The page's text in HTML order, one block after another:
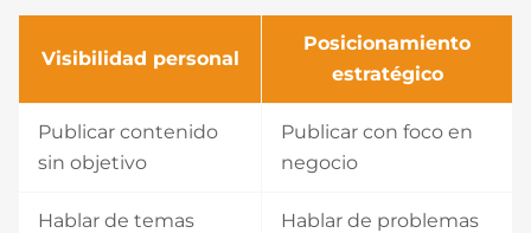
Visibilidad personal
Posicionamiento
estratégico
Publicar contenido
sin objetivo
Publicar con foco en
negocio
Hablar de temas
Hablar de problemas